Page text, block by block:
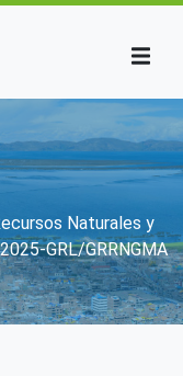
a la
Naturales y
GRL/GRRNGMA